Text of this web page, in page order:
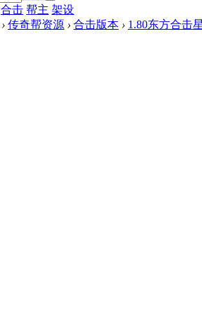
合击 帮主 架设
› 传奇帮资源 › 合击版本 › 1.80东方合击